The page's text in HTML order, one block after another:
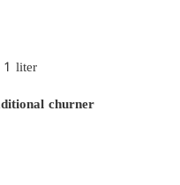
1 liter
churner